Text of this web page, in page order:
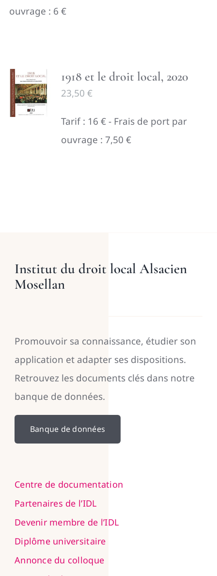
ouvrage : 6 €
1918 et le droit local, 2020
23,50 €
Tarif : 16 € - Frais de port par
ouvrage : 7,50 €
Institut du droit local Alsacien
Mosellan
Promouvoir sa connaissance, étudier son
application et adapter ses dispositions.
Retrouvez les documents clés dans notre
banque de données.
Banque de données
Centre de documentation
Partenaires de l’IDL
Devenir membre de l’IDL
Diplôme universitaire
Annonce du colloque